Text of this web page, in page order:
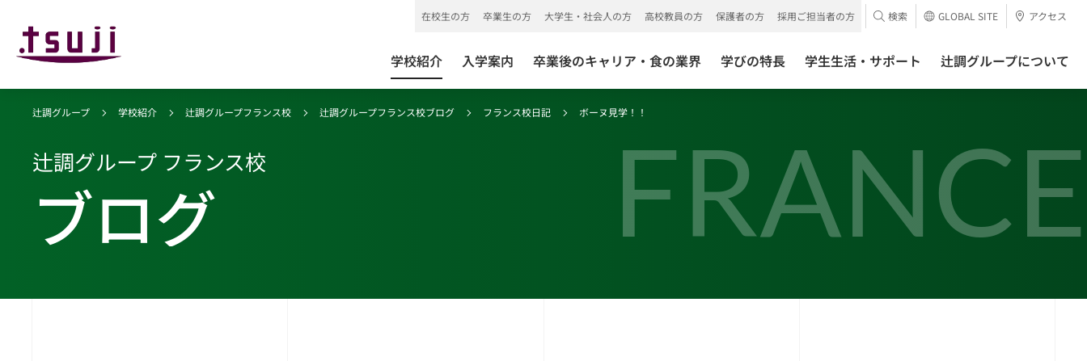
学校紹介 入学案内 卒業後のキャリア・食の業界 学びの特長 学生生活・サポート 辻調グループについて
在校生の方 卒業生の方 大学生・社会人の方 高校教員の方 保護者の方 採用ご担当者の方 検索 GLOBAL SITE アクセス
FRANCE
辻調グループ 学校紹介 辻調グループフランス校 辻調グループフランス校ブログ フランス校日記 ボーヌ見学！！
辻調グループ フランス校
ブログ